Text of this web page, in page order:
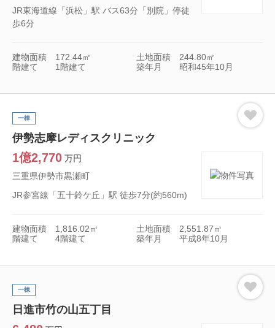
JR東海道線「浜松」駅 バス63分「別院」停徒
歩6分
建物面積 172.44㎡ 土地面積
244.80㎡
階建て
1階建て 築年月 昭和45年10月
伊勢志摩レディスクリニック
一棟
1億2,770 万円
三重県伊勢市黒瀬町
JR参宮線「五十鈴ケ丘」駅 徒歩7分(約560m)
建物面積 1,816.02㎡ 土地面積
2,551.87㎡
階建て
4階建て 築年月 平成8年10月
日進市竹の山五丁目
一棟